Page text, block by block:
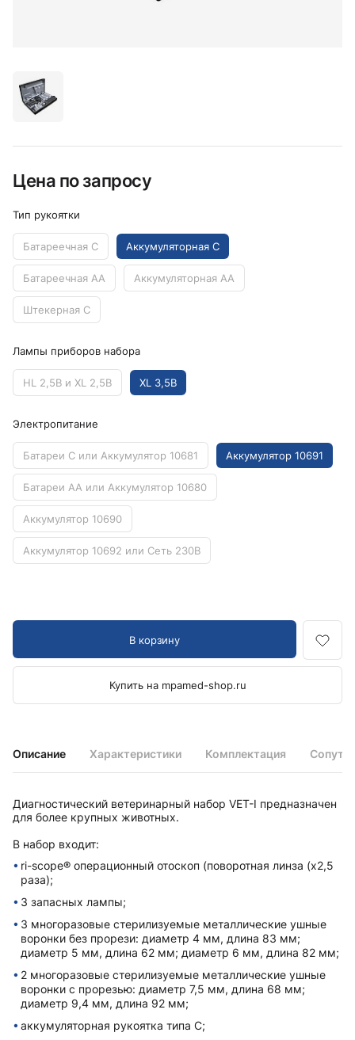
Описание Характеристики Комплектация
Диагностический ветеринарный набор VET-I предназначен
для более крупных животных.
В набор входит:
ri-scope® операционный отоскоп (поворотная линза (х2,5
раза);
3 запасных лампы;
3 многоразовые стерилизуемые металлические ушные
воронки без прорези: диаметр 4 мм, длина 83 мм;
диаметр 5 мм, длина 62 мм; диаметр 6 мм, длина 82 мм;
2 многоразовые стерилизуемые металлические ушные
воронки с прорезью: диаметр 7,5 мм, длина 68 мм;
диаметр 9,4 мм, длина 92 мм;
аккумуляторная рукоятка типа C;
Цена по запросу
Тип рукоятки
Батареечная C Аккумуляторная C
Батареечная AA Аккумуляторная AA
Штекерная C
Лампы приборов набора
HL 2,5В и XL 2,5В XL 3,5В
Электропитание
Батареи C или Аккумулятор 10681 Аккумулятор 10691
Батареи AA или Аккумулятор 10680
Аккумулятор 10690
Аккумулятор 10692 или Сеть 230B
В корзину
Купить на mpamed-shop.ru